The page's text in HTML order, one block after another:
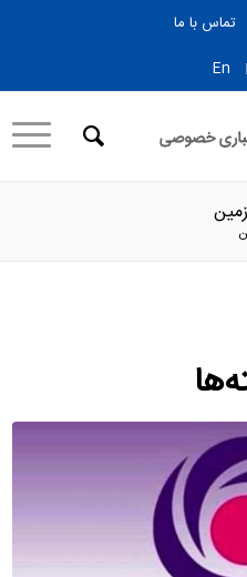
تماس با ما
En